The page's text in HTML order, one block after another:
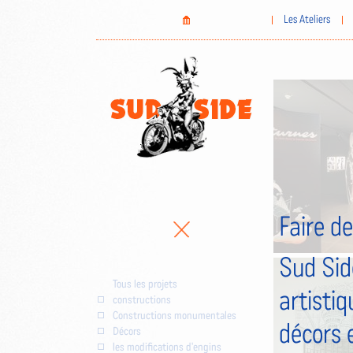
Home
Les Ateliers
Faire
Sud
décors
Tous les projets
constructions
Constructions monumentales
Décors
les modifications d'engins